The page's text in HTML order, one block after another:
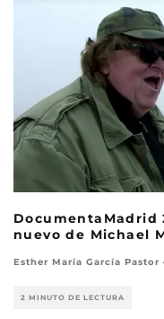
DocumentaMadrid
nuevo de Michael
Esther María García Pastor ·
2 MINUTO DE LECTURA